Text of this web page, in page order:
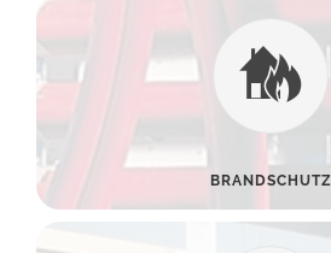
BRANDSCHUTZ